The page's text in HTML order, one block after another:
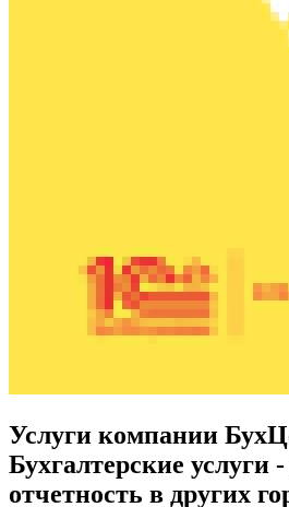
Услуги компании
Бухгалтерские услуги
отчетность в других